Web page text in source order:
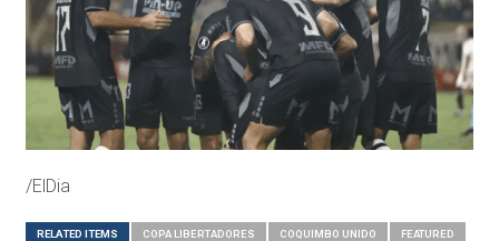
/ElDia
RELATED ITEMS COPA LIBERTADORES COQUIMBO UNIDO FEATURED